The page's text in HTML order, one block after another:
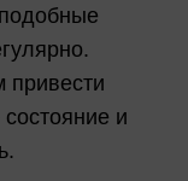
привести
и